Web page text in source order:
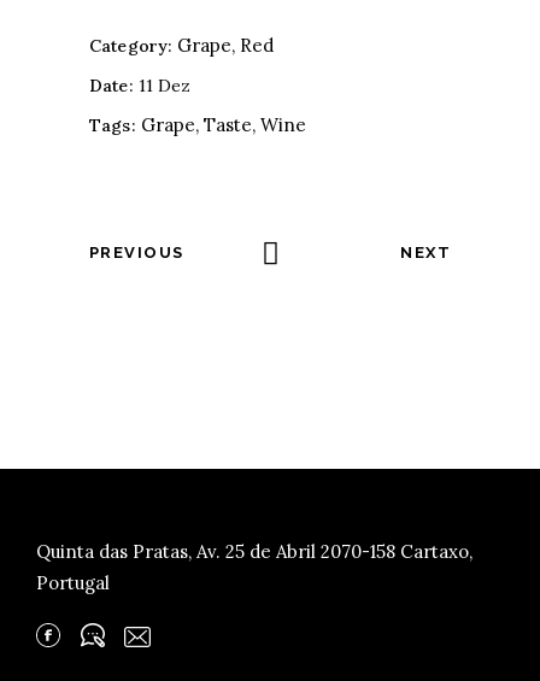
Category: Grape Red
Date: 11 Dez
Tags: Grape Taste Wine
PREVIOUS NEXT
Quinta das Pratas, Av. 25 de Abril 2070-158 Cartaxo,
Portugal